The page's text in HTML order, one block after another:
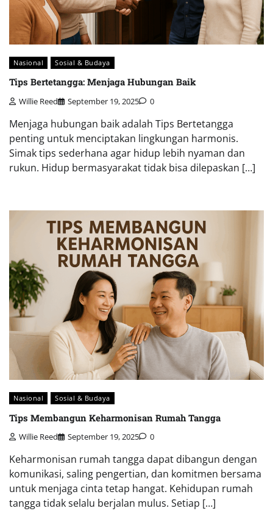
Nasional Sosial & Budaya
Tips Bertetangga: Menjaga Hubungan Baik
Willie Reed September 19, 2025 0
Menjaga hubungan baik adalah Tips Bertetangga
penting untuk menciptakan lingkungan harmonis.
Simak tips sederhana agar hidup lebih nyaman dan
rukun. Hidup bermasyarakat tidak bisa dilepaskan […]
Nasional Sosial & Budaya
Tips Membangun Keharmonisan Rumah Tangga
Willie Reed September 19, 2025 0
Keharmonisan rumah tangga dapat dibangun dengan
komunikasi, saling pengertian, dan komitmen bersama
untuk menjaga cinta tetap hangat. Kehidupan rumah
tangga tidak selalu berjalan mulus. Setiap […]